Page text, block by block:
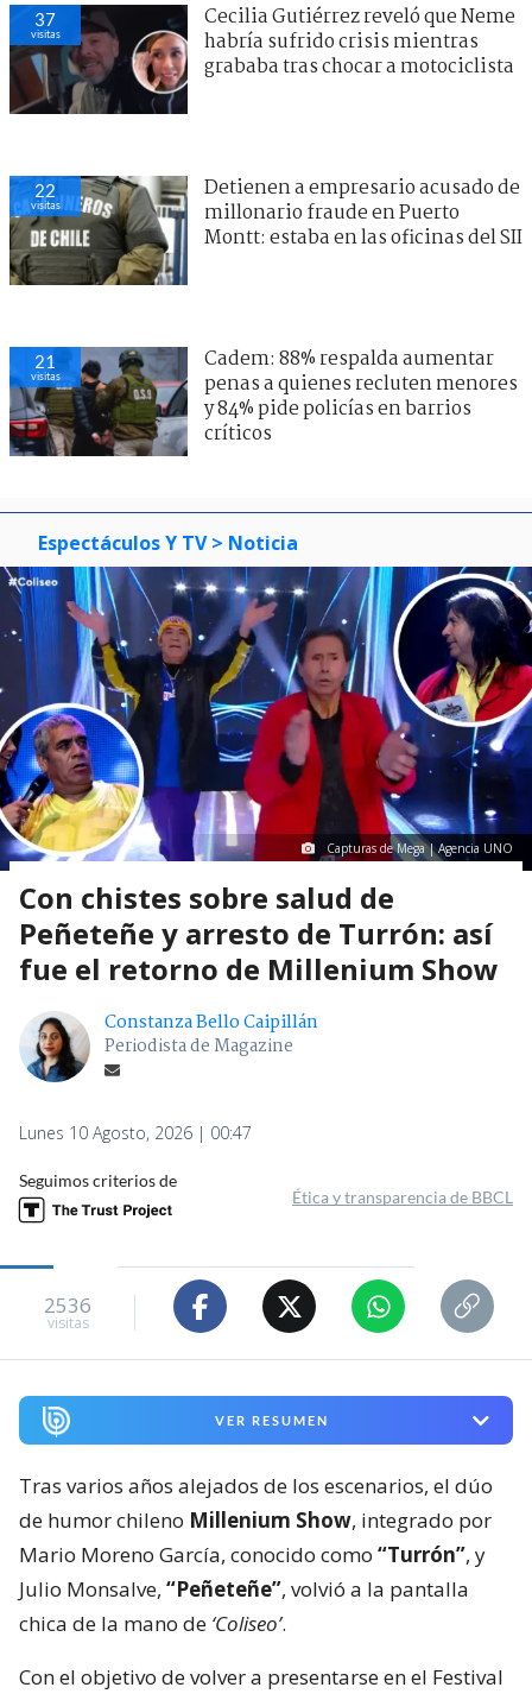
37
visitas
Cecilia Gutiérrez reveló que Neme
habría sufrido crisis mientras
grababa tras chocar a motociclista
22
visitas
Detienen a empresario acusado de
millonario fraude en Puerto
Montt: estaba en las oficinas del SII
21
visitas
Cadem: 88% respalda aumentar
penas a quienes recluten menores
y 84% pide policías en barrios
críticos
Espectáculos Y TV > Noticia
Capturas de Mega | Agencia UNO
Con chistes sobre salud de
Peñeteñe y arresto de Turrón: así
fue el retorno de Millenium Show
Constanza Bello Caipillán
Periodista de Magazine
Lunes 10 Agosto, 2026 | 00:47
Seguimos criterios de
Ética y transparencia de BBCL
2536
visitas
VER RESUMEN
Tras varios años alejados de los escenarios, el dúo
de humor chileno Millenium Show, integrado por
Mario Moreno García, conocido como “Turrón”, y
Julio Monsalve, “Peñeteñe”, volvió a la pantalla
chica de la mano de ‘Coliseo’.
Con el objetivo de volver a presentarse en el Festival